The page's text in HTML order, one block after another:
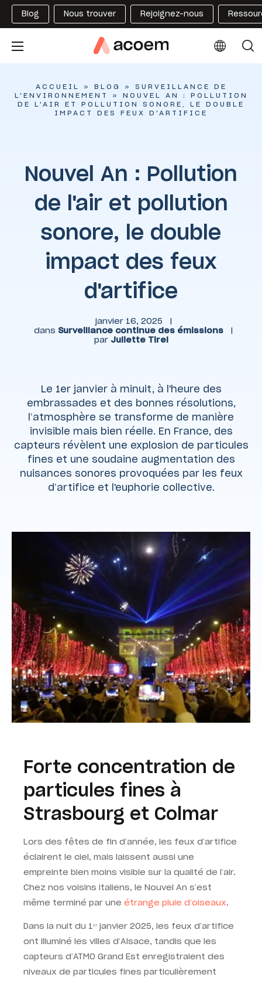
Blog Nous trouver Rejoignez-nous
ACCUEIL » BLOG » SURVEILLANCE DE
L'ENVIRONNEMENT
» NOUVEL AN : POLLUTION
DE L'AIR ET POLLUTION SONORE, LE DOUBLE
IMPACT DES FEUX D'ARTIFICE
Nouvel An : Pollution
de l'air et pollution
sonore, le double
impact des feux
d'artifice
janvier 16, 2025
|
dans Surveillance continue des émissions
|
par Juliette Tirel
Le 1er janvier à minuit, à l'heure des
embrassades et des bonnes résolutions,
l’atmosphère se transforme de manière
invisible mais bien réelle. En France, des
capteurs révèlent une explosion de particules
fines et une soudaine augmentation des
nuisances sonores provoquées par les feux
d’artifice et l'euphorie collective.
Forte concentration de
particules fines à
Strasbourg et Colmar
Lors des fêtes de fin d’année, les feux d’artifice
éclairent le ciel, mais laissent aussi une
empreinte bien moins visible sur la qualité de l’air.
Chez nos voisins italiens, le Nouvel An s’est
même terminé par une étrange pluie d’oiseaux.
Dans la nuit du 1ᵉʳ janvier 2025, les feux d’artifice
ont illuminé les villes d’Alsace, tandis que les
capteurs d’ATMO Grand Est enregistraient des
niveaux de particules fines particulièrement